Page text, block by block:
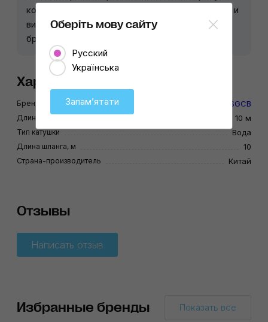
консультацию по всем этапам автодетейлинга и
видов работ, где применяется продукция
бренда.
Характеристики
Бренд SGCB
Длина 10 м
Тип катушки Вода
Длина шланга, м 10
Страна-производитель Китай
Отзывы
Написать отзыв
Избранные бренды Показать все
Оберіть мову сайту
Русский
Українська
Запамʼятати